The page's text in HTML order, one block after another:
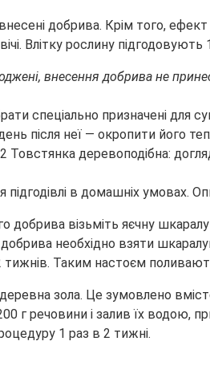
добрива. Крім того,
Влітку рослину підгодовують
внесення добрива не
спеціально призначені для
після неї — окропити його
підгодівлі в домашніх умовах.
візьміть яєчну
необхідно взяти
тижнів. Таким настоєм
зола. Це зумовлено
г речовини і залив їх
1 раз в 2 тижні.